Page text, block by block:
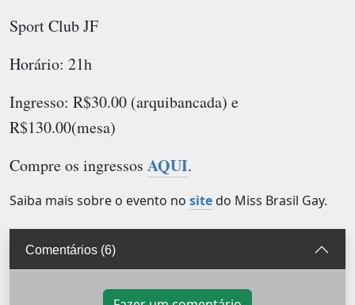
Sport Club JF
Horário: 21h
Ingresso: R$30.00 (arquibancada) e
R$130.00(mesa)
Compre os ingressos AQUI.
Saiba mais sobre o evento no sitedo Miss Brasil Gay.
Comentários (6)